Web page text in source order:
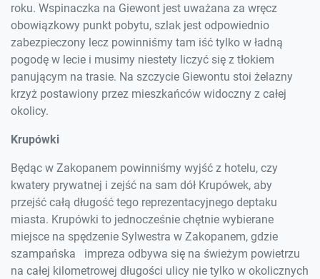
roku. Wspinaczka na Giewont jest uważana za wręcz
obowiązkowy punkt pobytu, szlak jest odpowiednio
zabezpieczony lecz powinniśmy tam iść tylko w ładną
pogodę w lecie i musimy niestety liczyć się z tłokiem
panującym na trasie. Na szczycie Giewontu stoi żelazny
krzyż postawiony przez mieszkańców widoczny z całej
okolicy.
Krupówki
Będąc w Zakopanem powinniśmy wyjść z hotelu, czy
kwatery prywatnej i zejść na sam dół Krupówek, aby
przejść całą długość tego reprezentacyjnego deptaku
miasta. Krupówki to jednocześnie chętnie wybierane
miejsce na spędzenie Sylwestra w Zakopanem, gdzie
szampańska impreza odbywa się na świeżym powietrzu
na całej kilometrowej długości ulicy nie tylko w okolicznych